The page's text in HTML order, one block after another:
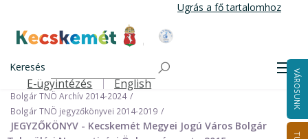
tartalomra
Ugrás a fő tartalomhoz
Kecskemét Város Honlapja
Keresés
Felső navigáció
E-ügyintézés English VÁROSUNK
Önkormányzat
Nemzetiségi Önkormányzatok
Bolgár Települési Nemzetiségi Önkormányzat
Bolgár TNÖ Archív 2014-2024
Bolgár TNÖ jegyzőkönyvei 2014-2019
JEGYZŐKÖNYV - Kecskemét Megyei Jogú Város Bolgár